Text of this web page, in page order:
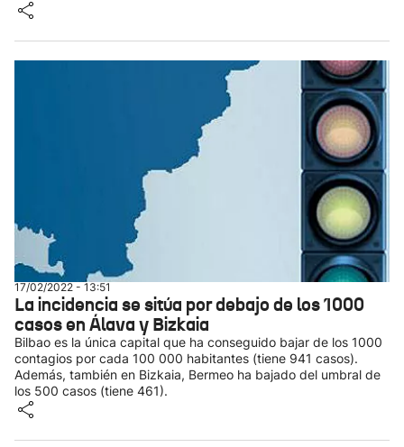
17/02/2022 - 13:51
La incidencia se sitúa por debajo de los 1000
casos en Álava y Bizkaia
Bilbao es la única capital que ha conseguido bajar de los 1000
contagios por cada 100 000 habitantes (tiene 941 casos).
Además, también en Bizkaia, Bermeo ha bajado del umbral de
los 500 casos (tiene 461).